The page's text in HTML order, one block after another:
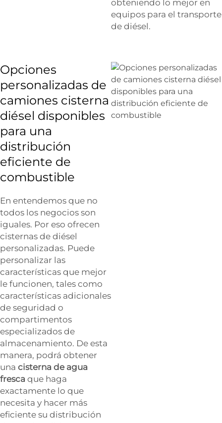
obteniendo lo mejor en
equipos para el transporte
de diésel.
Opciones
personalizadas de
camiones cisterna
diésel disponibles
para una
distribución
eficiente de
combustible
En entendemos que no
todos los negocios son
iguales. Por eso ofrecen
cisternas de diésel
personalizadas. Puede
personalizar las
características que mejor
le funcionen, tales como
características adicionales
de seguridad o
compartimentos
especializados de
almacenamiento. De esta
manera, podrá obtener
una cisterna de agua
fresca que haga
exactamente lo que
necesita y hacer más
eficiente su distribución